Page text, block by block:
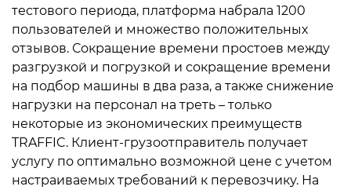
тестового периода, платформа набрала 1200
пользователей и множество положительных
отзывов. Сокращение времени простоев между
разгрузкой и погрузкой и сокращение времени
на подбор машины в два раза, а также снижение
нагрузки на персонал на треть – только
некоторые из экономических преимуществ
TRAFFIC. Клиент-грузоотправитель получает
услугу по оптимально возможной цене с учетом
настраиваемых требований к перевозчику. На